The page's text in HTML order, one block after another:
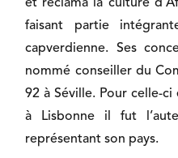
et réclama la culture
faisant partie
capverdienne. Ses
nommé conseiller du
92 à Séville. Pour celle-
à Lisbonne il fut
représentant son pays.